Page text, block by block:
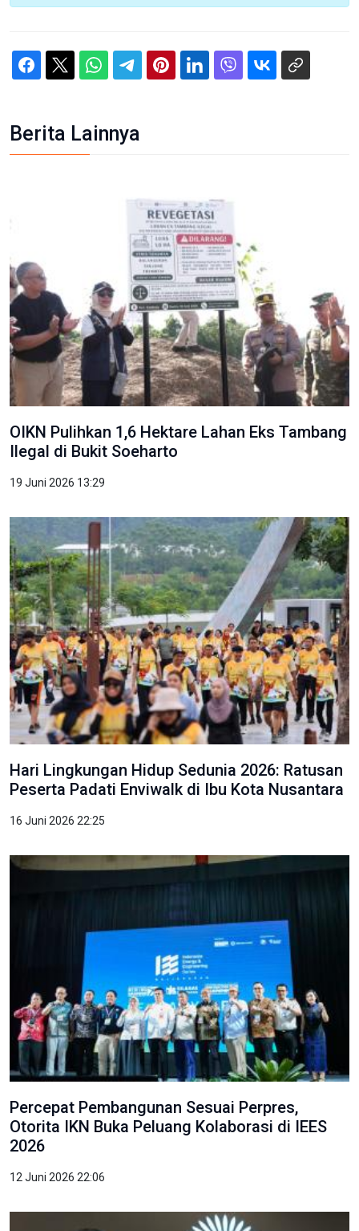
Berita Lainnya
OIKN Pulihkan 1,6 Hektare Lahan Eks Tambang
Ilegal di Bukit Soeharto
19 Juni 2026 13:29
Hari Lingkungan Hidup Sedunia 2026: Ratusan
Peserta Padati Enviwalk di Ibu Kota Nusantara
16 Juni 2026 22:25
Percepat Pembangunan Sesuai Perpres,
Otorita IKN Buka Peluang Kolaborasi di IEES
2026
12 Juni 2026 22:06